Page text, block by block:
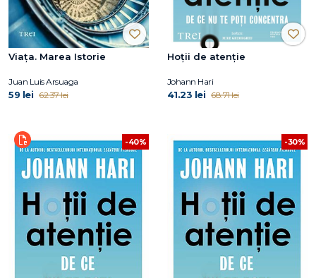
Viața. Marea Istorie
Juan Luis Arsuaga
59 lei 62.37 lei
Hoții de atenție
Johann Hari
41.23 lei 68.71 lei
-40% -30%